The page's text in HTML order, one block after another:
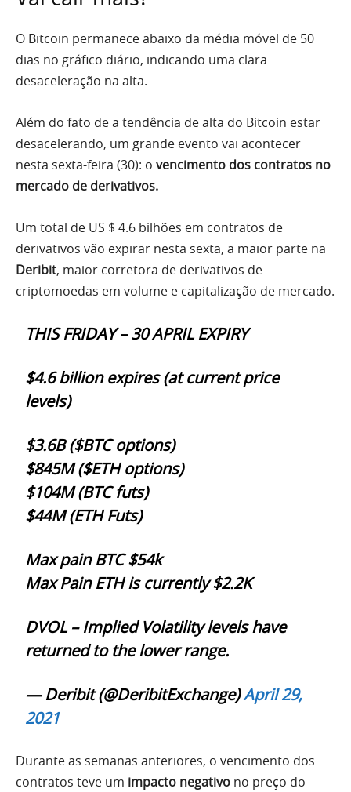
O Bitcoin permanece abaixo da média móvel de 50
dias no gráfico diário, indicando uma clara
desaceleração na alta.
Além do fato de a tendência de alta do Bitcoin estar
desacelerando, um grande evento vai acontecer
nesta sexta-feira (30): o vencimento dos contratos no
mercado de derivativos.
Um total de US $ 4.6 bilhões em contratos de
derivativos vão expirar nesta sexta, a maior parte na
Deribit, maior corretora de derivativos de
criptomoedas em volume e capitalização de mercado.
THIS FRIDAY – 30 APRIL EXPIRY
$4.6 billion expires (at current price
levels)
$3.6B ($BTC options)
$845M ($ETH options)
$104M (BTC futs)
$44M (ETH Futs)
Max pain BTC $54k
Max Pain ETH is currently $2.2K
DVOL – Implied Volatility levels have
returned to the lower range.
— Deribit (@DeribitExchange)April 29,
2021
Durante as semanas anteriores, o vencimento dos
contratos teve um impacto negativo no preço do